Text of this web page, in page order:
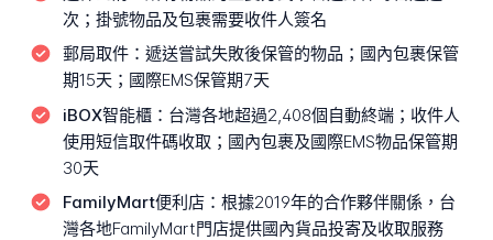
次；掛號物品及包裹需要收件人簽名
郵局取件： 遞送嘗試失敗後保管的物品；國內包裹保管
期15天；國際EMS保管期7天
iBOX智能櫃： 台灣各地超過2,408個自動終端；收件人
使用短信取件碼收取；國內包裹及國際EMS物品保管期
30天
FamilyMart便利店： 根據2019年的合作夥伴關係，台
灣各地FamilyMart門店提供國內貨品投寄及收取服務